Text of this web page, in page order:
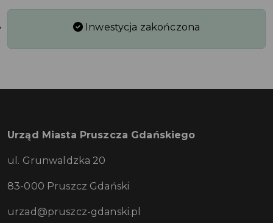
Inwestycja zakończona
Urząd Miasta Pruszcza Gdańskiego
ul. Grunwaldzka 20
83-000 Pruszcz Gdański
urzad@pruszcz-gdanski.pl